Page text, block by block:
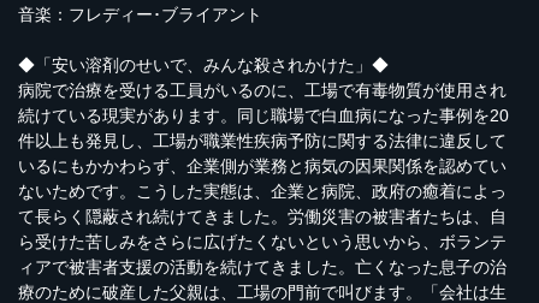
音楽：フレディー･ブライアント
◆「安い溶剤のせいで、みんな殺されかけた」◆
病院で治療を受ける工員がいるのに、工場で有毒物質が使用され
続けている現実があります。同じ職場で白血病になった事例を20
件以上も発見し、工場が職業性疾病予防に関する法律に違反して
いるにもかかわらず、企業側が業務と病気の因果関係を認めてい
ないためです。こうした実態は、企業と病院、政府の癒着によっ
て長らく隠蔽され続けてきました。労働災害の被害者たちは、自
ら受けた苦しみをさらに広げたくないという思いから、ボランテ
ィアで被害者支援の活動を続けてきました。亡くなった息子の治
療のために破産した父親は、工場の門前で叫びます。「会社は生